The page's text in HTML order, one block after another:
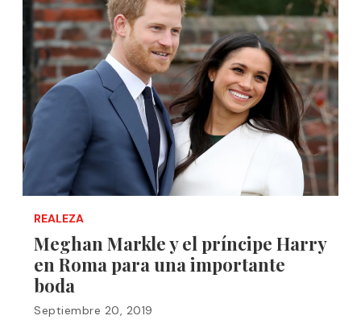
REALEZA
Meghan Markle y el príncipe Harry
en Roma para una importante
boda
Septiembre 20, 2019